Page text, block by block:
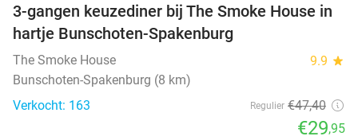
37%
3-gangen keuzediner bij The Smoke House in
hartje Bunschoten-Spakenburg
The Smoke House 9.9 star
Bunschoten-Spakenburg (8 km)
Verkocht: 163
Regulier €47,40
€29,95